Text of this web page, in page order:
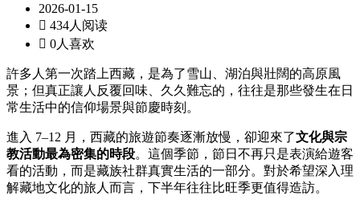
2026-01-15
 434人阅读
 0人喜欢
許多人第一次踏上西藏，是為了雪山、湖泊與壯闊的高原風
景；但真正讓人反覆回味、久久難忘的，往往是那些發生在日
常生活中的信仰場景與節慶時刻。
進入 7–12 月，西藏的旅遊節奏逐漸放慢，卻迎來了文化與宗
教活動最為密集的時段。這個季節，節日不再只是表演給遊客
看的活動，而是藏族社群真實生活的一部分。對於希望深入理
解藏地文化的旅人而言，下半年往往比旺季更值得造訪。